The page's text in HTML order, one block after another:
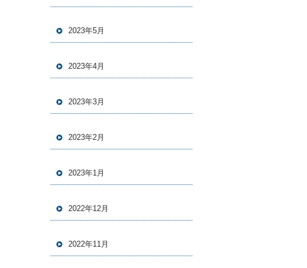
2023年5月
2023年4月
2023年3月
2023年2月
2023年1月
2022年12月
2022年11月